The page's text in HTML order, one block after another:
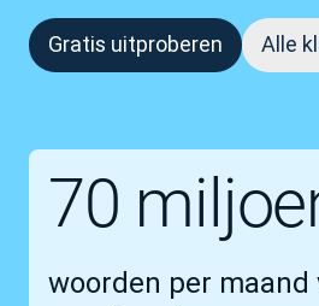
Gratis uitproberen Alle
70
woorden per